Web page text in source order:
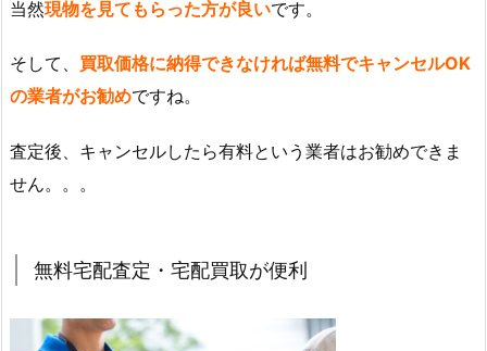
当然現物を見てもらった方が良いです。
そして、 買取価格に納得できなければ無料でキャンセルOK
の業者がお勧めですね。
査定後、キャンセルしたら有料という業者はお勧めできま
せん。。。
無料宅配査定・宅配買取が便利